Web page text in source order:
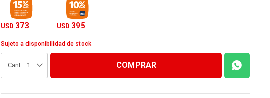
USD 373 USD 395
Sujeto a disponibilidad de stock
1 COMPRAR